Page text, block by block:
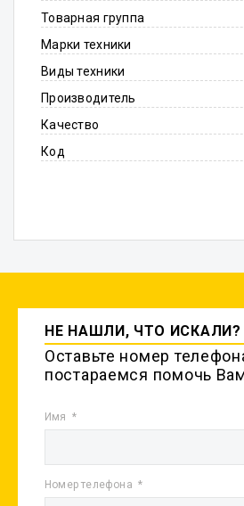
Товарная группа
Марки техники
Виды техники
Производитель
Качество
Код
НЕ НАШЛИ, ЧТО ИСКАЛИ?
Оставьте номер
постараемся помочь
Имя
Номер телефона